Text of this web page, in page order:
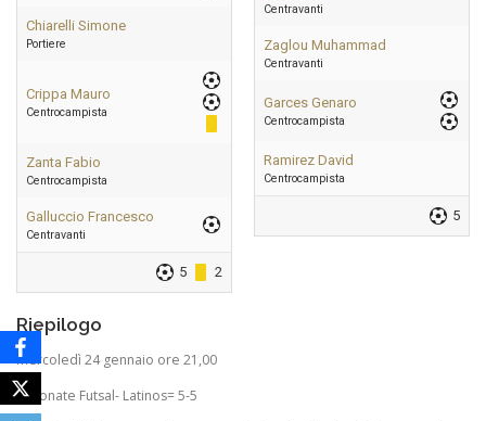
Chiarelli Simone
Portiere
Crippa Mauro
Centrocampista
Zanta Fabio
Centrocampista
Galluccio Francesco
Centravanti
5 2
Centravanti
Zaglou Muhammad
Centravanti
Garces Genaro
Centrocampista
Ramirez David
Centrocampista
5
Riepilogo
Mercoledì 24 gennaio ore 21,00
Coronate Futsal- Latinos= 5-5